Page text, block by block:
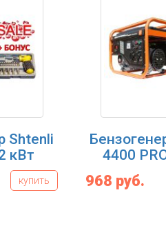
Shtenli
кВт
купить
4400
968 руб.